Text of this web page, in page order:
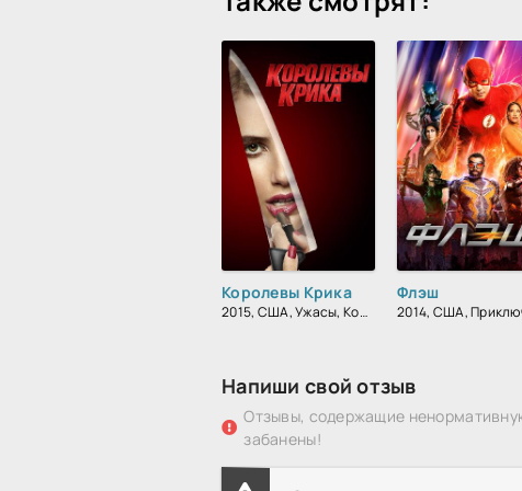
Королевы Крика
2015, США, Ужасы, Комедия, Зарубежный
Флэш
Напиши свой отзыв
Отзывы, содержащие
забанены!